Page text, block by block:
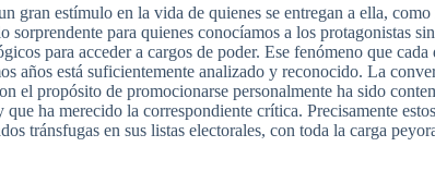
gran estímulo en la vida de quienes se entregan a ella,
para quienes conocíamos a los protagonistas
para acceder a cargos de poder. Ese fenómeno que
años está suficientemente analizado y reconocido. La
el propósito de promocionarse personalmente ha sido
ha merecido la correspondiente crítica. Precisamente
tránsfugas en sus listas electorales, con toda la carga